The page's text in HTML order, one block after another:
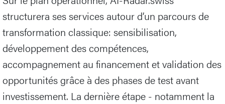
structurera ses services autour d’un parcours de
transformation classique: sensibilisation,
développement des compétences,
accompagnement au financement et validation des
opportunités grâce à des phases de test avant
investissement. La dernière étape - notamment la